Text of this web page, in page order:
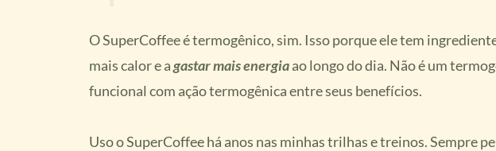
O SuperCoffee é termogênico, sim. Isso porque ele tem
mais calor e agastar mais energiaao longo do dia. Não é um
funcional com ação termogênica entre seus benefícios.
Uso o SuperCoffee há anos nas minhas trilhas e treinos. Sempre